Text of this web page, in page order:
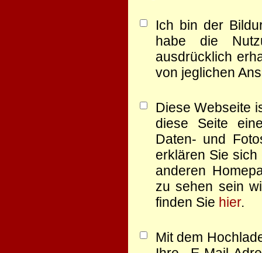
Ich bin der
habe die
ausdrücklich
von jeglichen
Diese Webseite
diese Seite
Daten- und
erklären Sie
anderen
zu sehen sein
finden Sie hier.
Mit dem